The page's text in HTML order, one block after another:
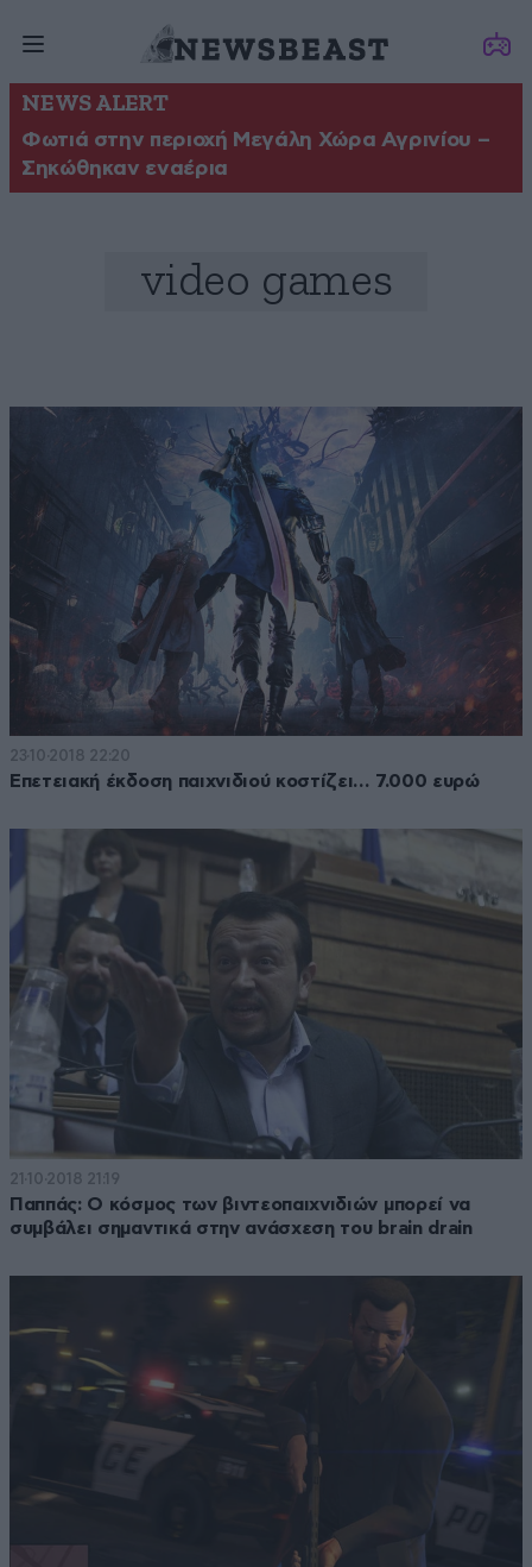
NEWS ALERT
Φωτιά στην περιοχή Μεγάλη Χώρα Αγρινίου –
Σηκώθηκαν εναέρια
video games
23·10·2018 22:20
Επετειακή έκδοση παιχνιδιού κοστίζει… 7.000 ευρώ
21·10·2018 21:19
Παππάς: O κόσμος των βιντεοπαιχνιδιών μπορεί να
συμβάλει σημαντικά στην ανάσχεση του brain drain